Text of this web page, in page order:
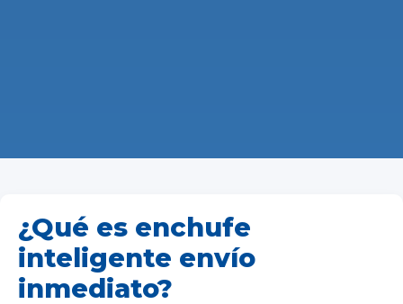
¿Qué es enchufe
inteligente envío
inmediato?